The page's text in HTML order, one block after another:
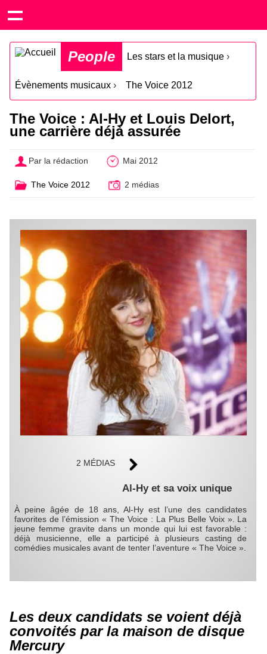
People Les stars et la musique ›
Évènements musicaux › The Voice 2012
The Voice : Al-Hy et Louis Delort,
une carrière déjà assurée
Par la rédaction Mai 2012
The Voice 2012 2 médias
2 MÉDIAS
Al-Hy et sa voix unique
À peine âgée de 18 ans, Al-Hy est l’une des candidates
favorites de l’émission « The Voice : La Plus Belle Voix ». La
jeune femme gravite dans un monde qui lui est favorable :
déjà musicienne, elle a participé à plusieurs casting de
comédies musicales avant de tenter l’aventure « The Voice ».
Les deux candidats se voient déjà
convoités par la maison de disque
Mercury